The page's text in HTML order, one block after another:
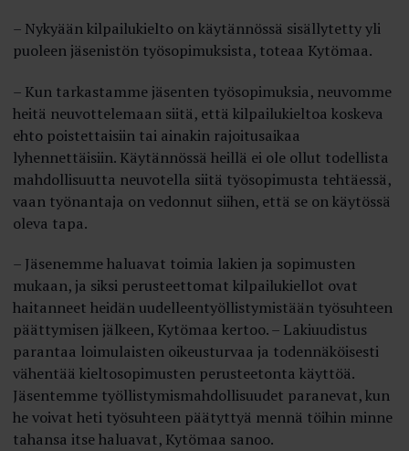
– Nykyään kilpailukielto on käytännössä sisällytetty yli
puoleen jäsenistön työsopimuksista, toteaa Kytömaa.
– Kun tarkastamme jäsenten työsopimuksia, neuvomme
heitä neuvottelemaan siitä, että kilpailukieltoa koskeva
ehto poistettaisiin tai ainakin rajoitusaikaa
lyhennettäisiin. Käytännössä heillä ei ole ollut todellista
mahdollisuutta neuvotella siitä työsopimusta tehtäessä,
vaan työnantaja on vedonnut siihen, että se on käytössä
oleva tapa.
– Jäsenemme haluavat toimia lakien ja sopimusten
mukaan, ja siksi perusteettomat kilpailukiellot ovat
haitanneet heidän uudelleentyöllistymistään työsuhteen
päättymisen jälkeen, Kytömaa kertoo. – Lakiuudistus
parantaa loimulaisten oikeusturvaa ja todennäköisesti
vähentää kieltosopimusten perusteetonta käyttöä.
Jäsentemme työllistymismahdollisuudet paranevat, kun
he voivat heti työsuhteen päätyttyä mennä töihin minne
tahansa itse haluavat, Kytömaa sanoo.